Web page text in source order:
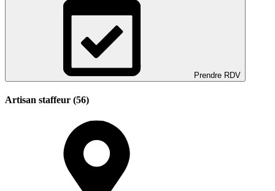
Prendre RDV
Artisan staffeur (56)